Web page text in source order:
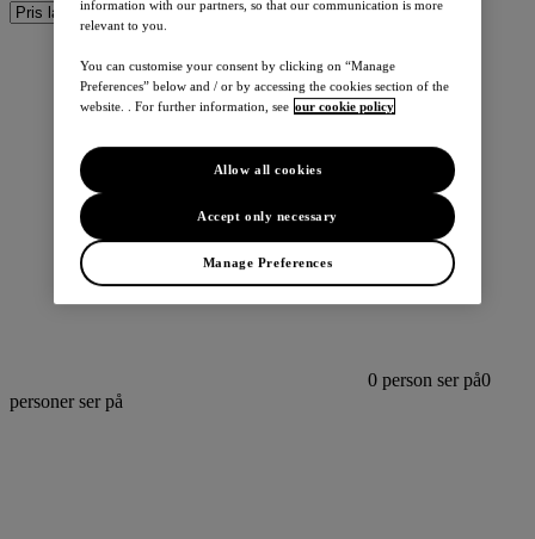
0 person ser på0
personer ser på
information with our partners, so that our communication is more
relevant to you.
You can customise your consent by clicking on “Manage
Preferences” below and / or by accessing the cookies section of the
website. . For further information, see our cookie policy
Manage Preferences
Accept only necessary
Allow all cookies